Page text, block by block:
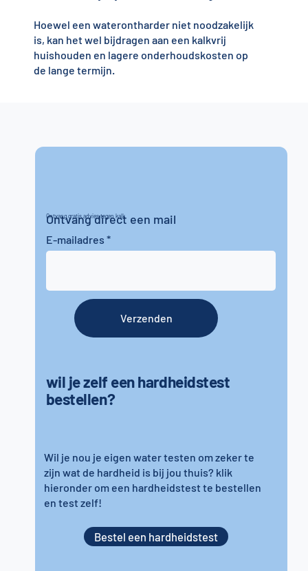
Hoewel een waterontharder niet noodzakelijk
is, kan het wel bijdragen aan een kalkvrij
huishouden en lagere onderhoudskosten op
de lange termijn.
Ontvang gratis advies tegen kalk
Ontvang direct een mail
wil je zelf een hardheidstest
bestellen?
E-mailadres
Wil je nou je eigen water testen om zeker te
zijn wat de hardheid is bij jou thuis? klik
hieronder om een hardheidstest te bestellen
en test zelf!
Verzenden
Bestel een hardheidstest